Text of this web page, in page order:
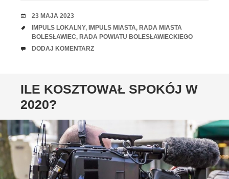
RANDKA
23 MAJA 2023
TAGI
IMPULS LOKALNY, IMPULS MIASTA, RADA MIASTA
BOLESŁAWIEC, RADA POWIATU BOLESŁAWIECKIEGO
UWAGI
DODAJ KOMENTARZ
ILE KOSZTOWAŁ SPOKÓJ W
2020?